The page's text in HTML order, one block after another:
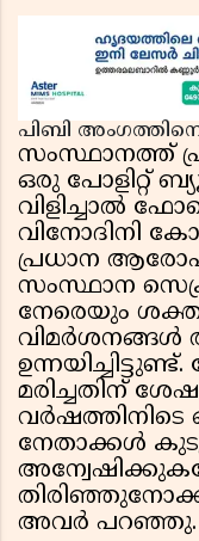
പിബി
സംസ്ഥാനത്ത്
ഒരു പോളിറ്റ്
വിളിച്ചാൽ
വിനോദിനി
പ്രധാന
സംസ്ഥാന
നേരെയും
വിമർശനങ്ങൾ
മരിച്ചതിന്
നേതാക്കൾ
അവർ പറഞ്ഞു.